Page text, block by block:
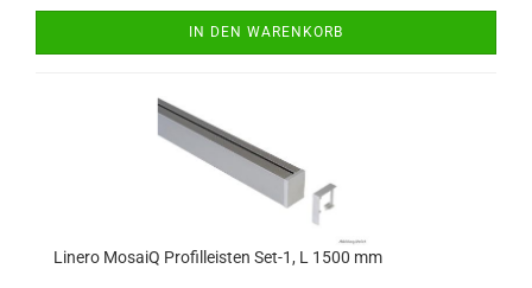
IN DEN WARENKORB
Linero MosaiQ Profilleisten Set-1, L 1500 mm